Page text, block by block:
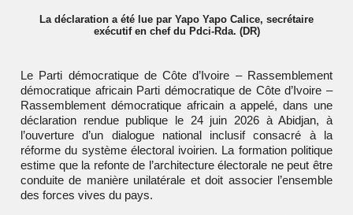
La déclaration a été lue par Yapo Yapo Calice, secrétaire
exécutif en chef du Pdci-Rda. (DR)
Le Parti démocratique de Côte d’Ivoire – Rassemblement
démocratique africain Parti démocratique de Côte d’Ivoire –
Rassemblement démocratique africaina appelé, dans une
déclaration rendue publique le 24 juin 2026 à Abidjan, à
l’ouverture d’un dialogue national inclusif consacré à la
réforme du système électoral ivoirien. La formation politique
estime que la refonte de l’architecture électorale ne peut être
conduite de manière unilatérale et doit associer l’ensemble
des forces vives du pays.